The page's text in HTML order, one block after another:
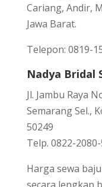
Cariang, Andir,
Jawa Barat.
Telepon: 0819-
Nadya Bridal
Jl. Jambu Raya
Semarang Sel.,
50249
Telp. 0822-
Harga sewa
secara lengkap